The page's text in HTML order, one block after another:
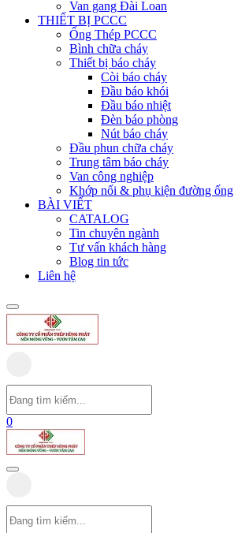
Van gang Đài Loan
THIẾT BỊ PCCC
Ống Thép PCCC
Bình chữa cháy
Thiết bị báo cháy
Còi báo cháy
Đầu báo khói
Đầu báo nhiệt
Đèn báo phòng
Nút báo cháy
Đầu phun chữa cháy
Trung tâm báo cháy
Van công nghiệp
Khớp nối & phụ kiện đường ống
BÀI VIẾT
CATALOG
Tin chuyên ngành
Tư vấn khách hàng
Blog tin tức
Liên hệ
0